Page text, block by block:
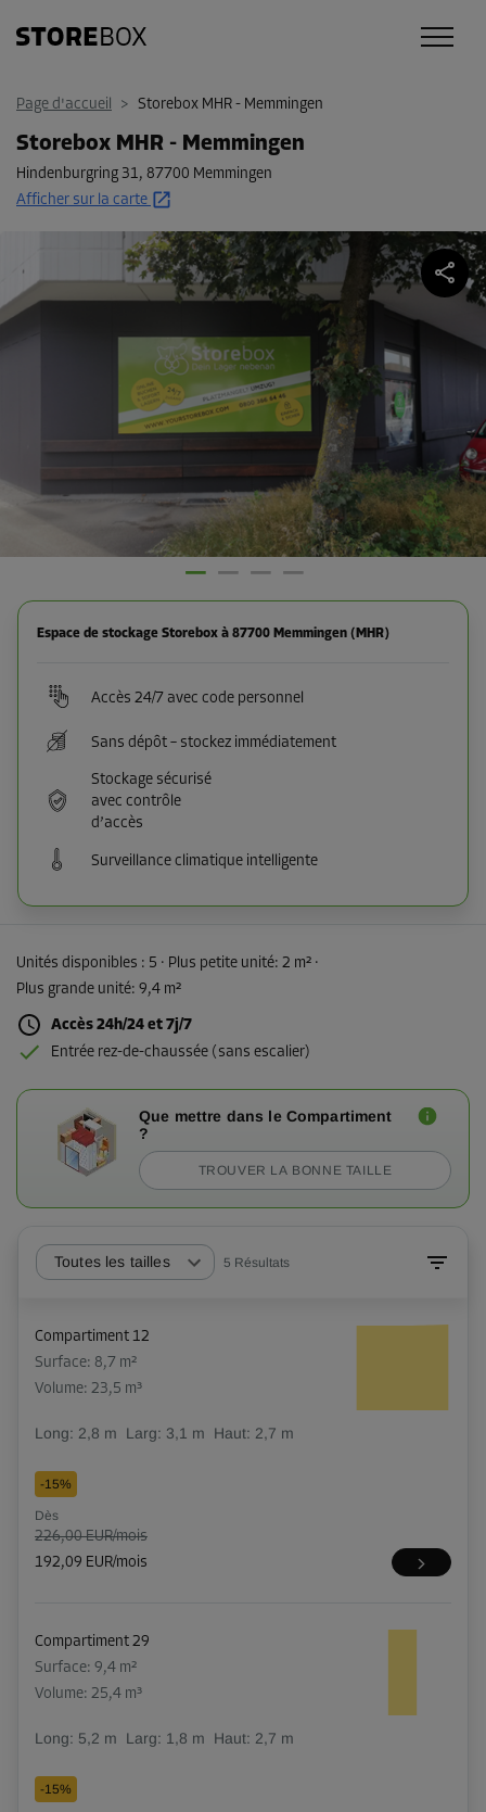
Page d'accueil > Storebox MHR - Memmingen
Storebox MHR - Memmingen
Hindenburgring 31, 87700 Memmingen
Afficher sur la carte
Espace de stockage Storebox à 87700 Memmingen (MHR)
Accès 24/7 avec code personnel
Sans dépôt – stockez immédiatement
Stockage sécurisé
avec contrôle
d’accès
Surveillance climatique intelligente
Unités disponibles : 5 · Plus petite unité: 2 m² ·
Plus grande unité: 9,4 m²
Accès 24h/24 et 7j/7
Entrée rez-de-chaussée (sans escalier)
Que mettre dans le Compartiment
?
TROUVER LA BONNE TAILLE
Toutes les tailles 5 Résultats
Compartiment 12
Surface: 8,7 m²
Volume: 23,5 m³
Long: 2,8 m Larg: 3,1 m Haut: 2,7 m
-15%
Dès
226,00 EUR/mois
192,09 EUR/mois
Compartiment 29
Surface: 9,4 m²
Volume: 25,4 m³
Long: 5,2 m Larg: 1,8 m Haut: 2,7 m
-15%